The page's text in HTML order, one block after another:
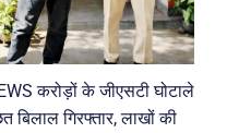
करोड़ों के जीएसटी घोटाले
बिलाल गिरफ्तार, लाखों की